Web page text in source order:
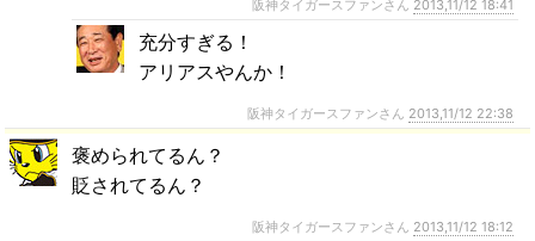
阪神タイガースファンさん 2013,11/12 18:41
充分すぎる！
アリアスやんか！
阪神タイガースファンさん 2013,11/12 22:38
褒められてるん？
貶されてるん？
阪神タイガースファンさん 2013,11/12 18:12